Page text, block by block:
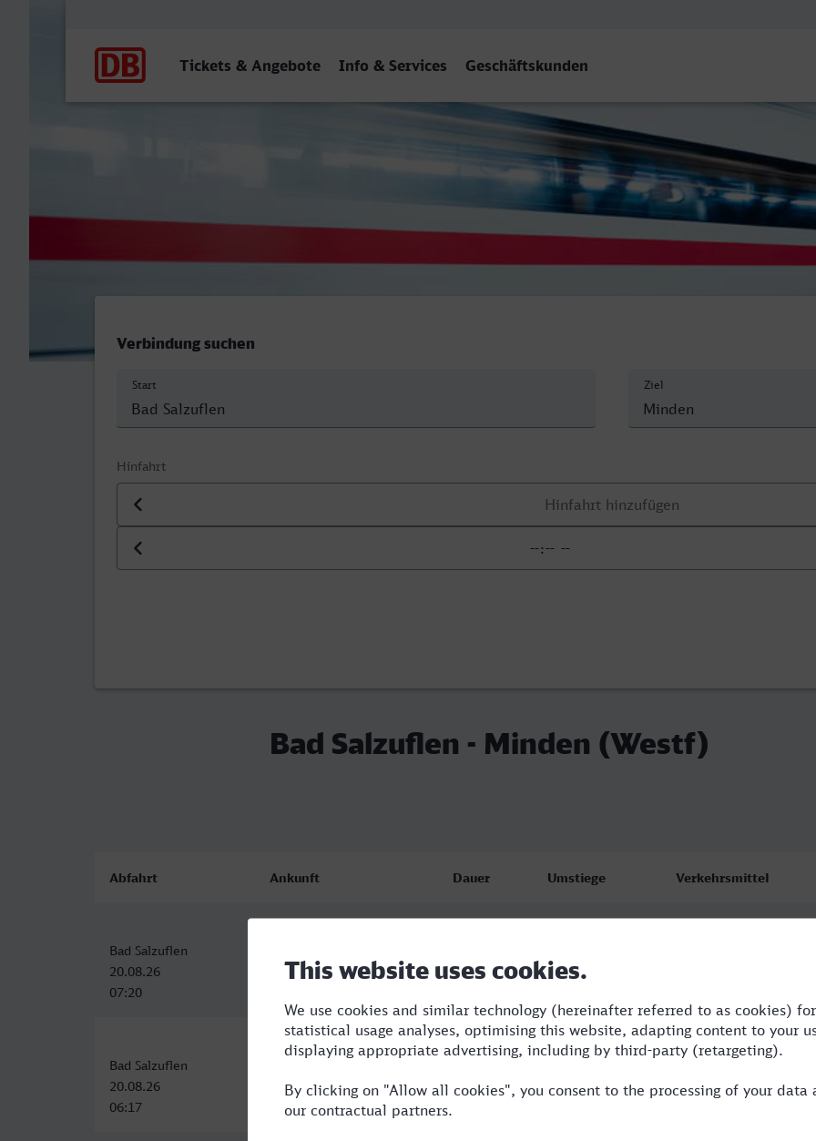
Tickets & Angebote Info & Services Geschäftskunden
Bad Salzuflen - Minden (Westf)
Verbindung suchen
Start Ziel
Hinfahrt
Datum der Hinfahrt
Uhrzeit der Hinfahrt
Bad Salzuflen - Minden (Westf)
Abfahrt Ankunft Dauer Umstiege Verkehrsmittel
Bad Salzuflen
20.08.26
07:20
20.08.26
Bad Salzuflen
20.08.26
06:17
20.08.26
07:07